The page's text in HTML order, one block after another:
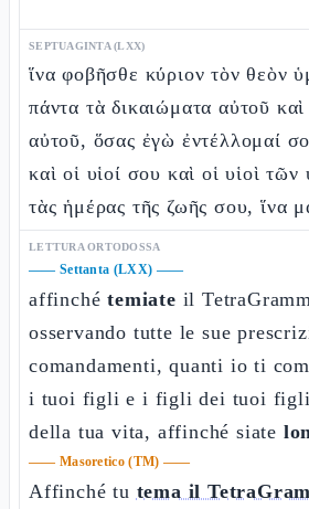
SEPTUAGINTA (LXX)
ἵνα φοβῆσθε κύριον τὸν θεὸν
πάντα τὰ δικαιώματα αὐτοῦ καὶ
αὐτοῦ, ὅσας ἐγὼ ἐντέλλομαί
καὶ οἱ υἱοί σου καὶ οἱ υἱοὶ
τὰς ἡμέρας τῆς ζωῆς σου, ἵνα
LETTURA ORTODOSSA
—— Settanta (LXX) ——
affinchétemiate il
osservando tutte le sue
comandamenti, quanti io ti
i tuoi figli e i figli dei tuoi
della tua vita, affinché siate
—— Masoretico (TM) ——
Affinché tu tema il